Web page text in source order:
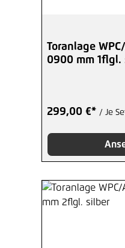
Toranlage
0900 mm 1flgl.
299,00 €* / Je